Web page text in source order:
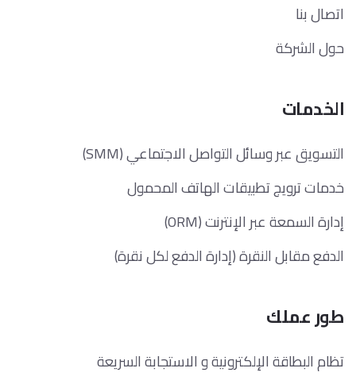
اتصال بنا
حول الشركة
الخدمات
التسويق عبر وسائل التواصل الاجتماعي (SMM)
خدمات ترويج تطبيقات الهاتف المحمول
إدارة السمعة عبر الإنترنت (ORM)
الدفع مقابل النقرة (إدارة الدفع لكل نقرة)
طور عملك
تظام البطاقة الإلكترونية و الاستجابة السريعة